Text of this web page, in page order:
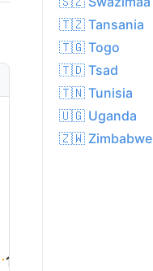
12.0°
3
🇹🇿 Tansania
🇹🇬 Togo
🇹🇩 Tsad
🇹🇳 Tunisia
🇺🇬 Uganda
🇿🇼 Zimbabwe